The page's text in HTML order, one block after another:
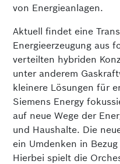
von Energieanlagen.
Aktuell findet eine
Energieerzeugung aus
verteilten hybriden
unter anderem
kleinere Lösungen für
Siemens Energy
auf neue Wege der
und Haushalte. Die
ein Umdenken in
Hierbei spielt die